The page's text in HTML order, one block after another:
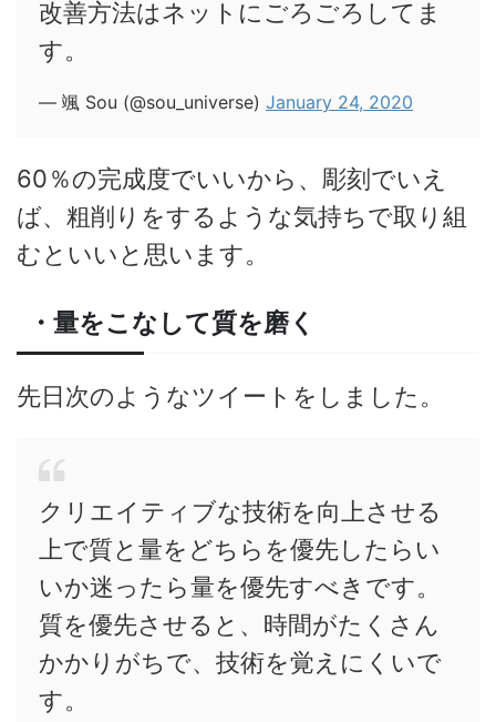
改善方法はネットにごろごろしてま
す。
— 颯 Sou (@sou_universe) January 24, 2020
60％の完成度でいいから、彫刻でいえ
ば、粗削りをするような気持ちで取り組
むといいと思います。
・量をこなして質を磨く
先日次のようなツイートをしました。
クリエイティブな技術を向上させる
上で質と量をどちらを優先したらい
いか迷ったら量を優先すべきです。
質を優先させると、時間がたくさん
かかりがちで、技術を覚えにくいで
す。